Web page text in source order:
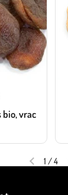
bio, vrac
1 /4